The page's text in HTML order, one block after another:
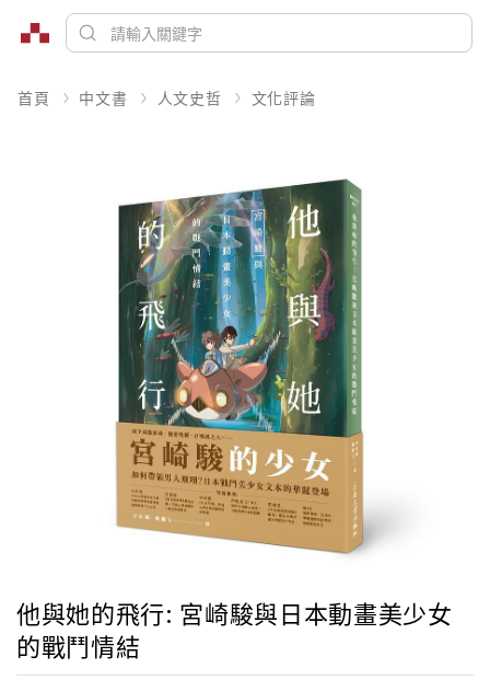
首頁 中文書 人文史哲 文化評論
他與她的飛行: 宮崎駿與日本動畫美少女
的戰鬥情結